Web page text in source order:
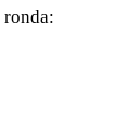
ronda: